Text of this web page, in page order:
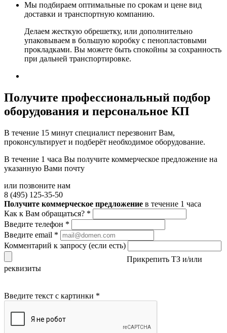
Мы подбираем оптимальные по срокам и цене вид
доставки и транспортную компанию.
Делаем жесткую обрешетку, или дополнительно
упаковываем в большую коробку с пенопластовыми
прокладками. Вы можете быть спокойны за сохранность
при дальней транспортировке.
Получите профессиональный подбор
оборудования и персональное КП
В течение 15 минут специалист перезвонит Вам,
проконсультирует и подберёт необходимое оборудование.
В течение 1 часа Вы получите коммерческое предложение на
указанную Вами почту
или позвоните нам
8 (495) 125-35-50
Получите коммерческое предложение в течение 1 часа
Как к Вам обращаться? *
Введите телефон *
Введите email *
Комментарий к запросу (если есть)
Прикрепить ТЗ и/или
реквизиты
Введите текст с картинки *